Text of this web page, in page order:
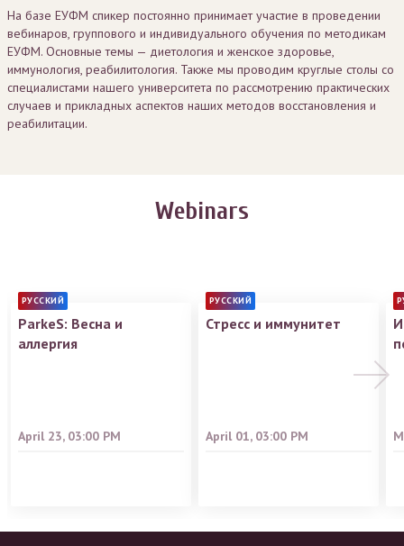
На базе ЕУФМ спикер постоянно принимает участие в проведении
вебинаров, группового и индивидуального обучения по методикам
ЕУФМ. Основные темы — диетология и женское здоровье,
иммунология, реабилитология. Также мы проводим круглые столы со
специалистами нашего университета по рассмотрению практических
случаев и прикладных аспектов наших методов восстановления и
реабилитации.
Webinars
РУССКИЙ
ParkeS: Весна и
аллергия
April 23, 03:00 PM
РУССКИЙ
Стресс и иммунитет
April 01, 03:00 PM